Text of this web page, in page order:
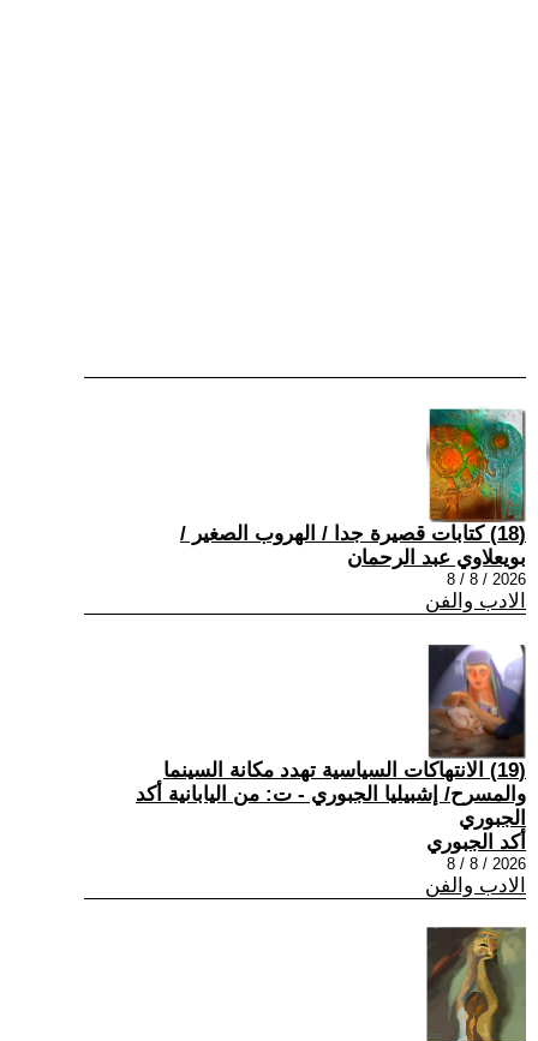
(18) كتابات قصيرة جدا / الهروب الصغير /
بويعلاوي عبد الرحمان
2026 / 8 / 8
الادب والفن
(19) الانتهاكات السياسية تهدد مكانة السينما
والمسرح/ إشبيليا الجبوري - ت: من اليابانية أكد
الجبوري
أكد الجبوري
2026 / 8 / 8
الادب والفن